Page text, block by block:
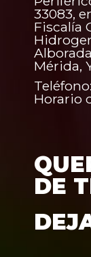
33083,
Fiscalía
Mérida,
Horario
DE